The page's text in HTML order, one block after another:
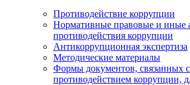
Противодействие коррупции
Нормативные правовые и иные
противодействия коррупции
Антикоррупционная экспертиза
Методические материалы
Формы документов, связанных с
противодействием коррупции,